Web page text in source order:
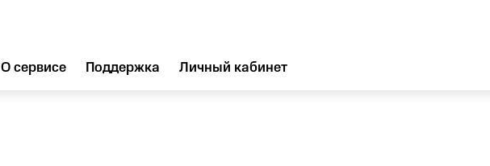
О сервисе Поддержка Личный кабинет